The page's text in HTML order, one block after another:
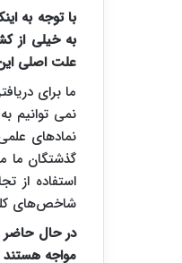
با توجه به
به خیلی از
علت اصلی
ما برای
نمی توانیم
نمادهای
گذشتگان ما
استفاده از
شاخص‌های
در حال حاضر
مواجه هستند